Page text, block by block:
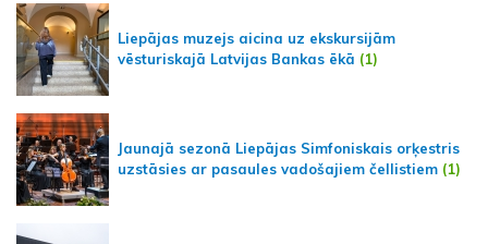
Liepājas muzejs aicina uz ekskursijām
vēsturiskajā Latvijas Bankas ēkā (1)
Jaunajā sezonā Liepājas Simfoniskais orķestris
uzstāsies ar pasaules vadošajiem čellistiem (1)